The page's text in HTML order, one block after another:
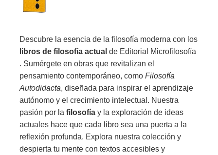
Descubre la esencia de la filosofía moderna con los
libros de filosofía actual de Editorial Microfilosofía
. Sumérgete en obras que revitalizan el
pensamiento contemporáneo, como Filosofía
Autodidacta, diseñada para inspirar el aprendizaje
autónomo y el crecimiento intelectual. Nuestra
pasión por la filosofía y la exploración de ideas
actuales hace que cada libro sea una puerta a la
reflexión profunda. Explora nuestra colección y
despierta tu mente con textos accesibles y